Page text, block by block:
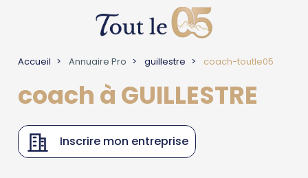
Accueil Annuaire Pro guillestre coach-toutle05
coach à GUILLESTRE
Inscrire mon entreprise